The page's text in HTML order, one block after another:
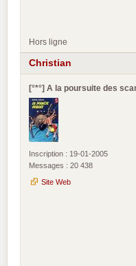
Hors ligne
Christian
[°*°] A la poursuite des
Inscription : 19-01-2005
Messages : 20 438
Site Web